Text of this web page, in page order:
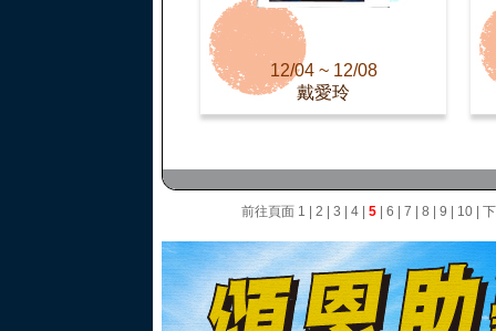
12/04 ~ 12/08
戴愛玲
前往頁面 1 2 3 4| 5| 6 7 8 9 10|